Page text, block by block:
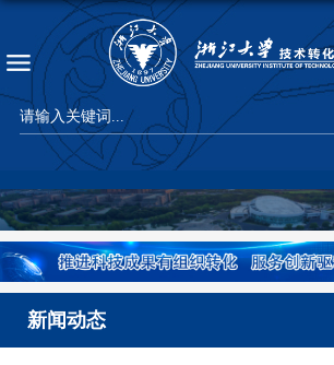
新闻动态